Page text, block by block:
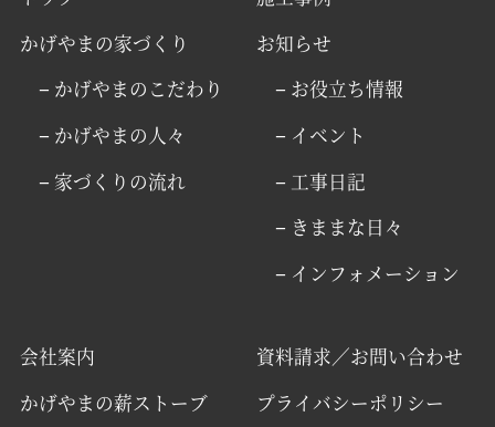
かげやまの家づくり
− かげやまのこだわり
− かげやまの人々
− 家づくりの流れ
お知らせ
− お役立ち情報
− イベント
− 工事日記
− きままな日々
− インフォメーション
会社案内
かげやまの薪ストーブ
資料請求／お問い合わせ
プライバシーポリシー